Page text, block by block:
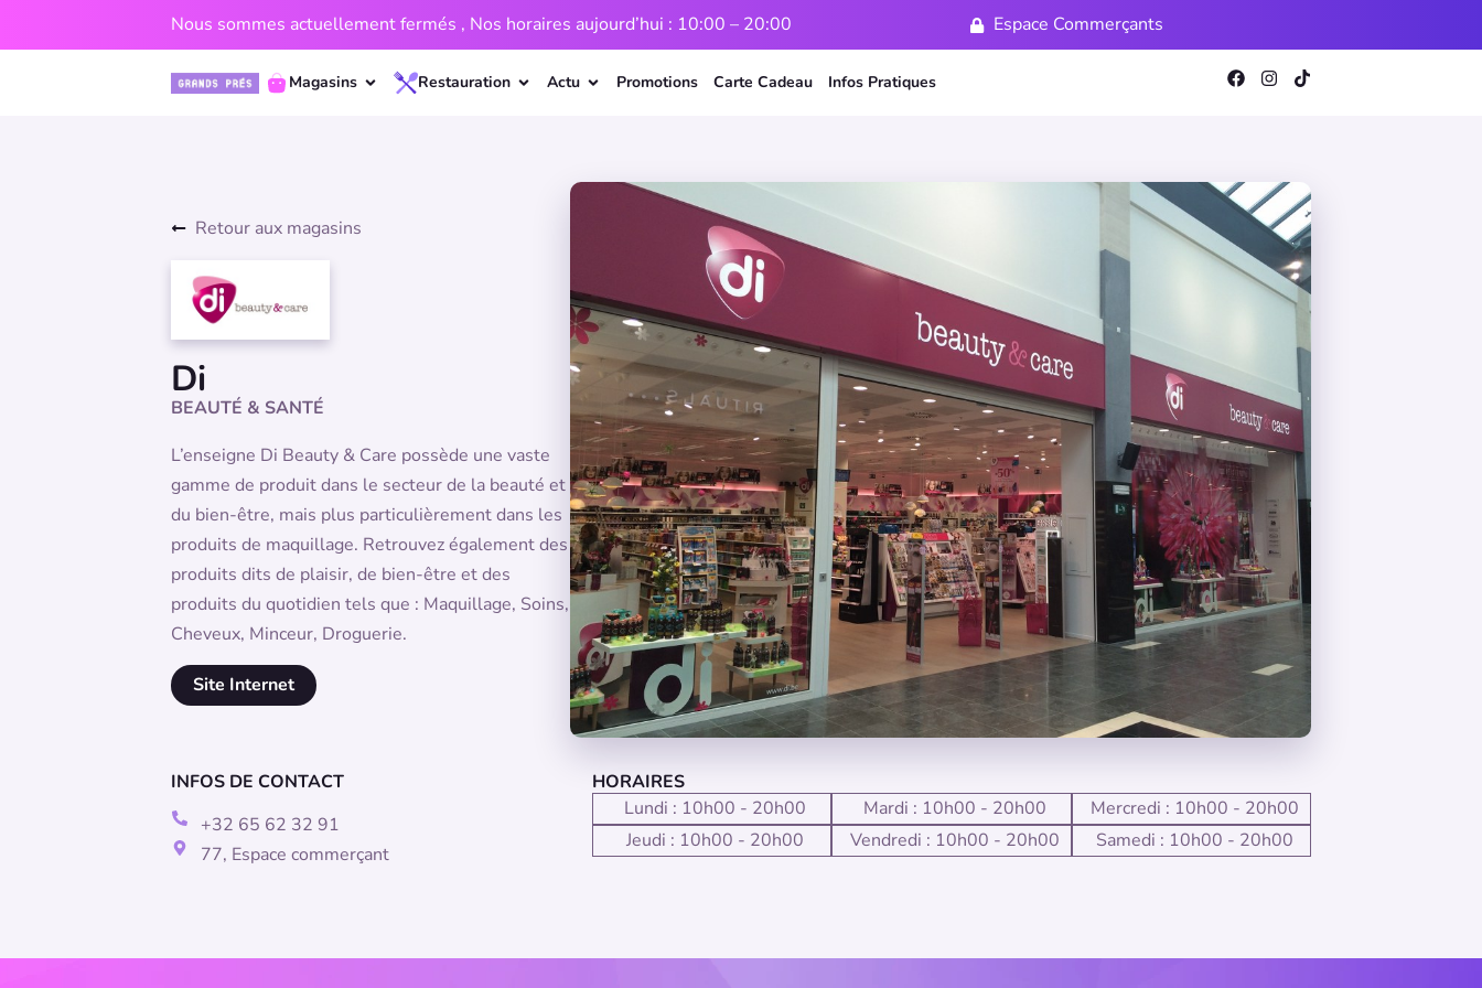
Nous sommes actuellement fermés , Nos horaires aujourd’hui : 10:00 – 20:00 Espace Commerçants
Magasins Restauration Actu Promotions Carte Cadeau Infos Pratiques
Retour aux magasins
Di
BEAUTÉ & SANTÉ
L’enseigne Di Beauty & Care possède une vaste
gamme de produit dans le secteur de la beauté et
du bien-être, mais plus particulièrement dans les
produits de maquillage. Retrouvez également des
produits dits de plaisir, de bien-être et des
produits du quotidien tels que : Maquillage, Soins,
Cheveux, Minceur, Droguerie.
Site Internet
INFOS DE CONTACT
+32 65 62 32 91
77, Espace commerçant
HORAIRES
Lundi : 10h00 - 20h00
Mardi : 10h00 - 20h00
Mercredi : 10h00 - 20h00
Jeudi : 10h00 - 20h00
Vendredi : 10h00 - 20h00 Samedi : 10h00 - 20h00